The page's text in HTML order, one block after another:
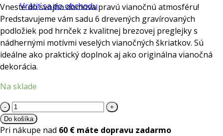
Vrátiť sa do obchodu
Vneste do svojho domova pravú vianočnú atmosféru!
Predstavujeme vám sadu 6 drevených gravírovaných
podložiek pod hrnček z kvalitnej brezovej preglejky s
nádhernými motívmi veselých vianočných škriatkov. Sú
ideálne ako praktický doplnok aj ako originálna vianočná
dekorácia.
Na sklade
množstvo
Drevené
Vianočné
Do košíka
Pri nákupe nad 60 € máte dopravu zadarmo